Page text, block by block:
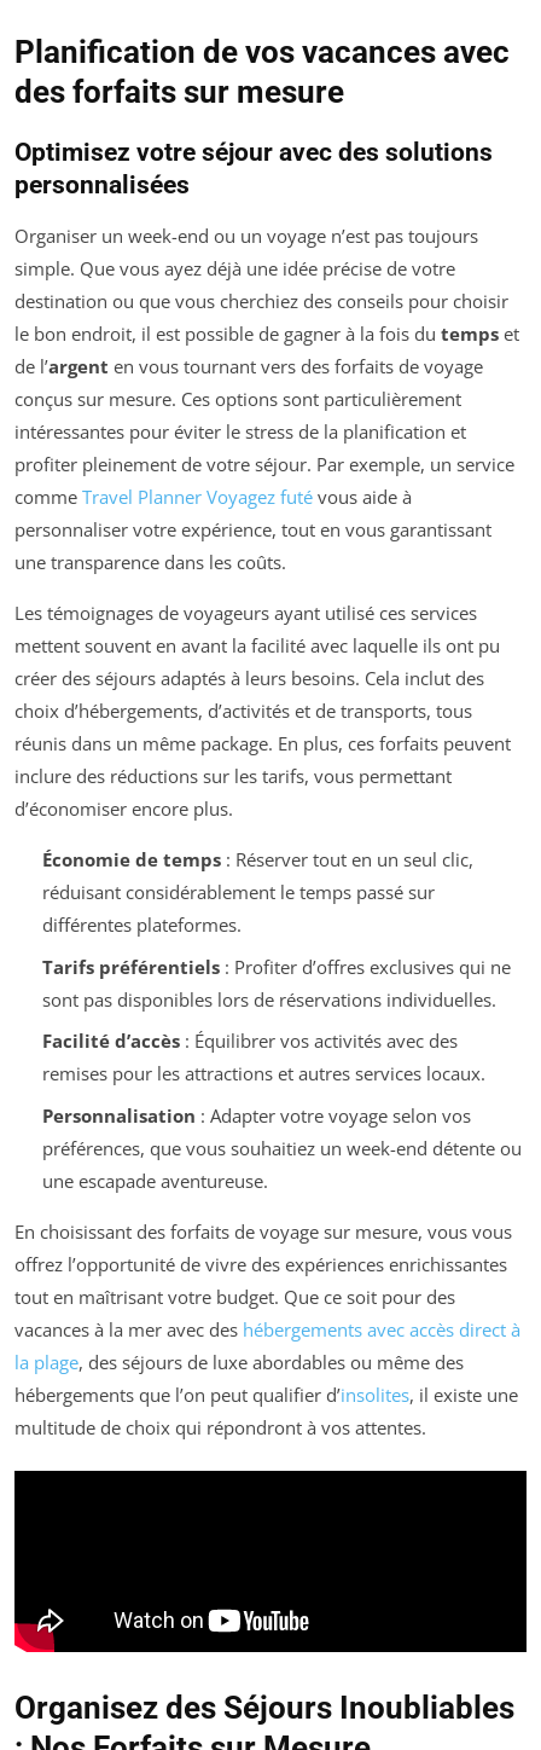
Planification de vos vacances avec
des forfaits sur mesure
Optimisez votre séjour avec des solutions
personnalisées
Organiser un week-end ou un voyage n’est pas toujours
simple. Que vous ayez déjà une idée précise de votre
destination ou que vous cherchiez des conseils pour choisir
le bon endroit, il est possible de gagner à la fois du temps et
de l’argent en vous tournant vers des forfaits de voyage
conçus sur mesure. Ces options sont particulièrement
intéressantes pour éviter le stress de la planification et
profiter pleinement de votre séjour. Par exemple, un service
comme Travel Planner Voyagez futé vous aide à
personnaliser votre expérience, tout en vous garantissant
une transparence dans les coûts.
Les témoignages de voyageurs ayant utilisé ces services
mettent souvent en avant la facilité avec laquelle ils ont pu
créer des séjours adaptés à leurs besoins. Cela inclut des
choix d’hébergements, d’activités et de transports, tous
réunis dans un même package. En plus, ces forfaits peuvent
inclure des réductions sur les tarifs, vous permettant
d’économiser encore plus.
Économie de temps: Réserver tout en un seul clic,
réduisant considérablement le temps passé sur
différentes plateformes.
Tarifs préférentiels: Profiter d’offres exclusives qui ne
sont pas disponibles lors de réservations individuelles.
Facilité d’accès: Équilibrer vos activités avec des
remises pour les attractions et autres services locaux.
Personnalisation : Adapter votre voyage selon vos
préférences, que vous souhaitiez un week-end détente ou
une escapade aventureuse.
En choisissant des forfaits de voyage sur mesure, vous vous
offrez l’opportunité de vivre des expériences enrichissantes
tout en maîtrisant votre budget. Que ce soit pour des
vacances à la mer avec des hébergements avec accès direct à
la plage, des séjours de luxe abordables ou même des
hébergements que l’on peut qualifier d’insolites, il existe une
multitude de choix qui répondront à vos attentes.
Organisez des Séjours Inoubliables